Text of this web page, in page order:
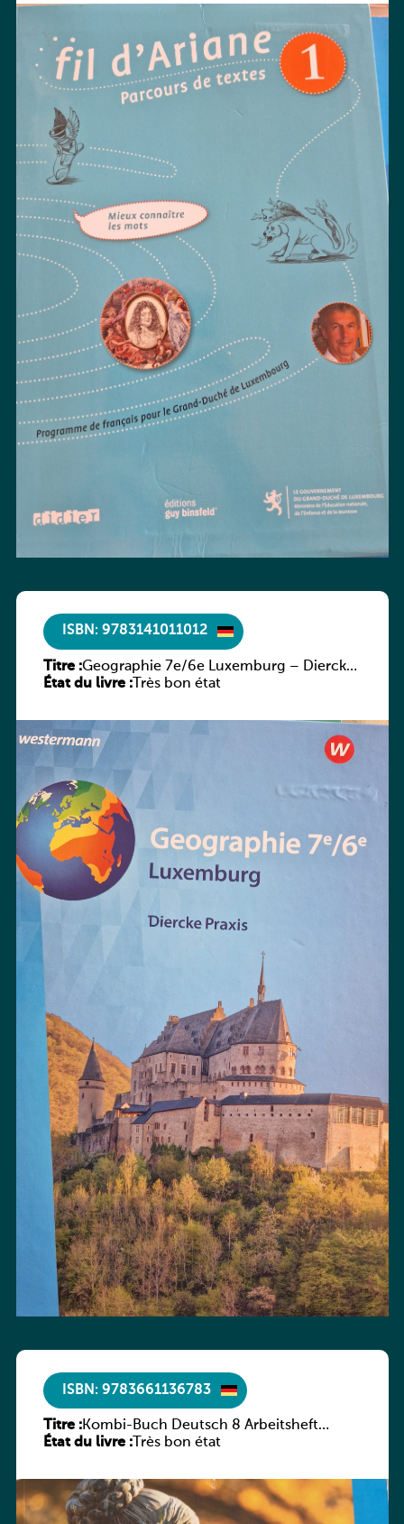
ISBN: 9783141011012
Titre :Geographie 7e/6e Luxemburg – Diercke
Praxis
État du livre :Très bon état
ISBN: 9783661136783
Titre :Kombi-Buch Deutsch 8 Arbeitsheft
(Neue Ausgabe Luxemburg)
État du livre :Très bon état